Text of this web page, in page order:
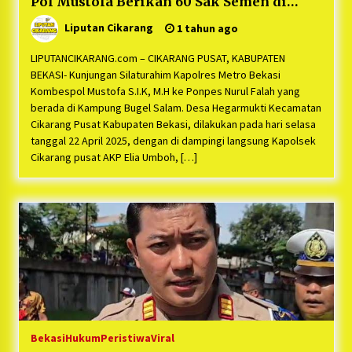
Masjid Pondok Pesantren Nurul Falah
Cikarang Pusat
Liputan Cikarang 1 tahun ago
LIPUTANCIKARANG.com – CIKARANG PUSAT, KABUPATEN
BEKASI- Kunjungan Silaturahim Kapolres Metro Bekasi
Kombespol Mustofa S.I.K, M.H ke Ponpes Nurul Falah yang
berada di Kampung Bugel Salam. Desa Hegarmukti Kecamatan
Cikarang Pusat Kabupaten Bekasi, dilakukan pada hari selasa
tanggal 22 April 2025, dengan di dampingi langsung Kapolsek
Cikarang pusat AKP Elia Umboh, […]
BekasiHukumPeristiwaViral